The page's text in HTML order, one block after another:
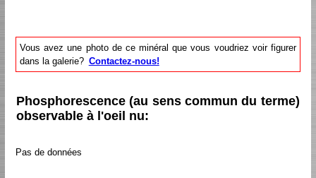
Vous avez une photo de ce minéral que vous voudriez voir figurer
dans la galerie? Contactez-nous!
Phosphorescence (au sens commun du terme)
observable à l'oeil nu:
Pas de données